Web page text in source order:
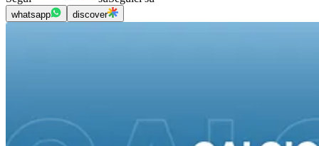
whatsapp discover